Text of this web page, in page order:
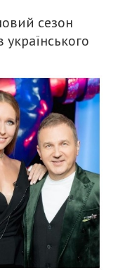
сезон
українського